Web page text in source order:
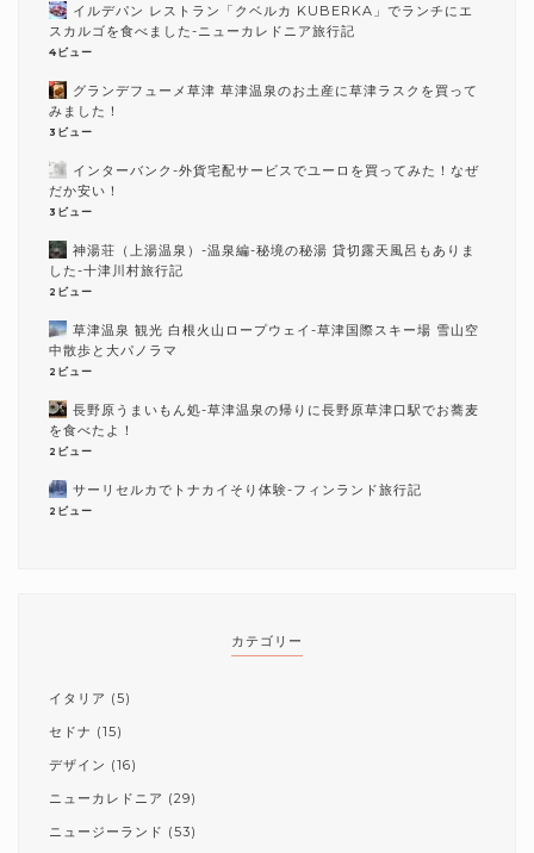
イルデパン レストラン「クベルカ KUBERKA」でランチにエ
スカルゴを食べました-ニューカレドニア旅行記
4ビュー
グランデフューメ草津 草津温泉のお土産に草津ラスクを買って
みました！
3ビュー
インターバンク-外貨宅配サービスでユーロを買ってみた！なぜ
だか安い！
3ビュー
神湯荘（上湯温泉）-温泉編-秘境の秘湯 貸切露天風呂もありま
した-十津川村旅行記
2ビュー
草津温泉 観光 白根火山ロープウェイ-草津国際スキー場 雪山空
中散歩と大パノラマ
2ビュー
長野原うまいもん処-草津温泉の帰りに長野原草津口駅でお蕎麦
を食べたよ！
2ビュー
サーリセルカでトナカイそり体験-フィンランド旅行記
2ビュー
カテゴリー
イタリア (5)
セドナ (15)
デザイン (16)
ニューカレドニア (29)
ニュージーランド (53)